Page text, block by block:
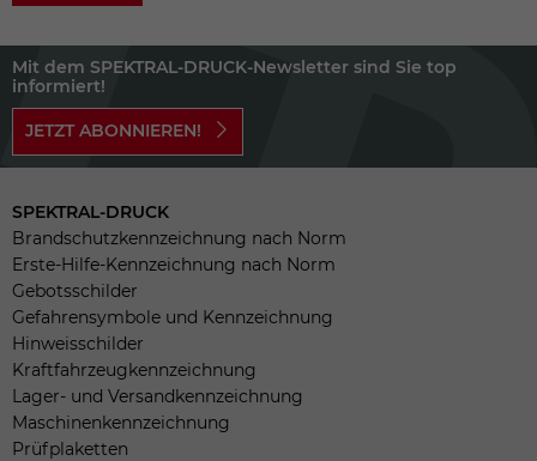
Mit dem SPEKTRAL-DRUCK-Newsletter sind Sie top
informiert!
JETZT ABONNIEREN!
SPEKTRAL-DRUCK
Brandschutzkennzeichnung nach Norm
Erste-Hilfe-Kennzeichnung nach Norm
Gebotsschilder
Gefahrensymbole und Kennzeichnung
Hinweisschilder
Kraftfahrzeugkennzeichnung
Lager- und Versandkennzeichnung
Maschinenkennzeichnung
Prüfplaketten